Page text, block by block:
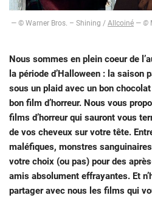
― © Warner Bros. – Shining / Allcoiné ― ©
Nous sommes en plein coeur de
la période d’Halloween : la saison
sous un plaid avec un bon
bon film d’horreur. Nous vous
films d’horreur qui sauront vous
de vos cheveux sur votre tête.
maléfiques, monstres
votre choix (ou pas) pour des
amis absolument effrayantes. Et
partager avec nous les films qui